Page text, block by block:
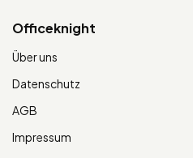
Officeknight
Über uns
Datenschutz
AGB
Impressum